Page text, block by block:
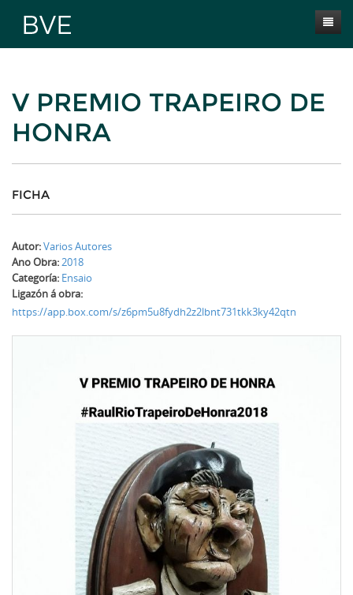
Presentación
Obras
Autores
Contacta
V PREMIO TRAPEIRO DE
HONRA
FICHA
Autor:Varios Autores
Ano Obra:2018
Categoría: Ensaio
Ligazón á obra:
https://app.box.com/s/z6pm5u8fydh2z2lbnt731tkk3ky42qtn